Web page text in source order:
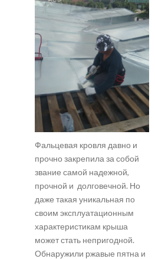
Фальцевая кровля давно и
прочно закрепила за собой
звание самой надежной,
прочной и долговечной. Но
даже такая уникальная по
своим эксплуатационным
характеристикам крыша
может стать непригодной.
Обнаружили ржавые пятна и